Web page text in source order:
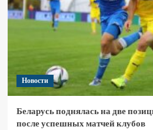
Новости
Беларусь поднялась на две
после успешных матчей клубов